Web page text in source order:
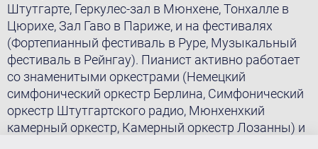
Штутгарте, Геркулес-зал в Мюнхене, Тонхалле в
Цюрихе, Зал Гаво в Париже, и на фестивалях
(Фортепианный фестиваль в Руре, Музыкальный
фестиваль в Рейнгау). Пианист активно работает
со знаменитыми оркестрами (Немецкий
симфонический оркестр Берлина, Симфонический
оркестр Штутгартского радио, Мюнхенхкий
камерный оркестр, Камерный оркестр Лозанны) и